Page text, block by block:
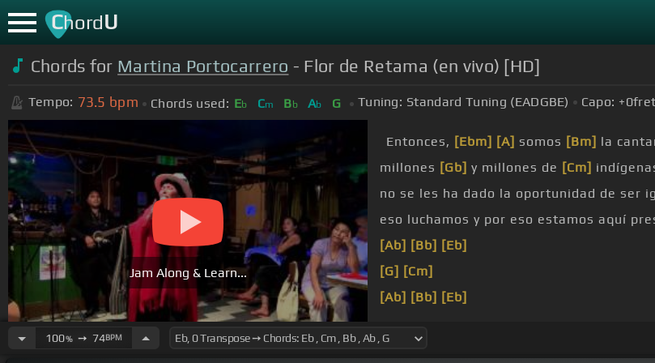
ChordU
Chords for Martina Portocarrero - Flor de Retama (en vivo) [HD]
Tempo: 73.5 bpm Chords used: Eb Cm Bb Ab G Tuning: Standard Tuning (EADGBE) Capo: +0fret
Jam Along & Learn...
Entonces, [Ebm] [A] somos [Bm] la
millones [Gb] y millones de [Cm]
no se les ha dado la oportunidad de ser
eso luchamos y por eso estamos aquí
[Ab] [Bb] [Eb]
[G] [Cm]
[Ab] [Bb] [Eb]
100%➙ 74BPM